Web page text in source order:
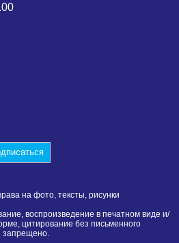
на фото, тексты, рисунки
воспроизведение в печатном виде и/
цитирование без письменного
запрещено.